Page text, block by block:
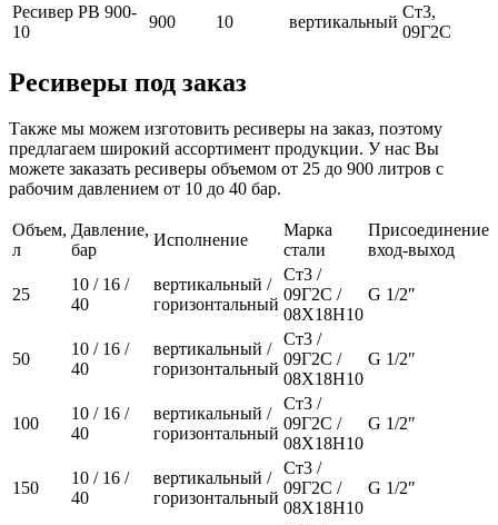
Ресивер РВ 900-
10
900 10 вертикальный
Ст3,
09Г2С
Ресиверы под заказ
Также мы можем изготовить ресиверы на заказ, поэтому
предлагаем широкий ассортимент продукции. У нас Вы
можете заказать ресиверы объемом от 25 до 900 литров с
рабочим давлением от 10 до 40 бар.
Объем,
л
Давление,
бар
Исполнение
Марка
стали
Присоединение
вход-выход
25
10 / 16 /
40
вертикальный /
горизонтальный
Ст3 /
09Г2С /
08Х18Н10
G 1/2″
50
10 / 16 /
40
вертикальный /
горизонтальный
Ст3 /
09Г2С /
08Х18Н10
G 1/2″
100
10 / 16 /
40
вертикальный /
горизонтальный
Ст3 /
09Г2С /
08Х18Н10
G 1/2″
150
10 / 16 /
40
вертикальный /
горизонтальный
Ст3 /
09Г2С /
08Х18Н10
G 1/2″